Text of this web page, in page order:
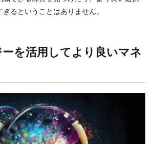
るということはありません。
を活用してより良いマネ